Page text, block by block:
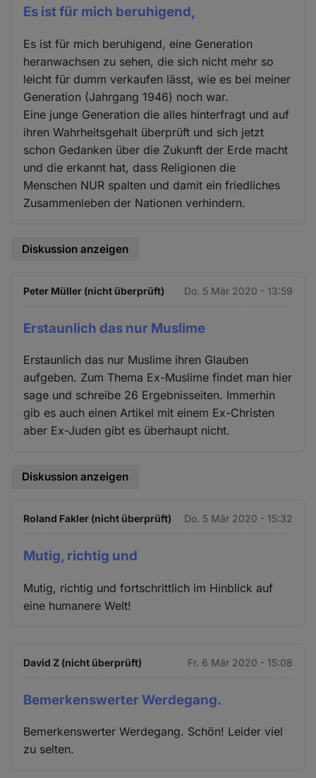
Es ist für mich beruhigend,
Es ist für mich beruhigend, eine Generation
heranwachsen zu sehen, die sich nicht mehr so
leicht für dumm verkaufen lässt, wie es bei meiner
Generation (Jahrgang 1946) noch war.
Eine junge Generation die alles hinterfragt und auf
ihren Wahrheitsgehalt überprüft und sich jetzt
schon Gedanken über die Zukunft der Erde macht
und die erkannt hat, dass Religionen die
Menschen NUR spalten und damit ein friedliches
Zusammenleben der Nationen verhindern.
Diskussion anzeigen
Peter Müller (nicht überprüft) Do. 5 Mär 2020 - 13:59
Erstaunlich das nur Muslime
Erstaunlich das nur Muslime ihren Glauben
aufgeben. Zum Thema Ex-Muslime findet man hier
sage und schreibe 26 Ergebnisseiten. Immerhin
gib es auch einen Artikel mit einem Ex-Christen
aber Ex-Juden gibt es überhaupt nicht.
Diskussion anzeigen
Roland Fakler (nicht überprüft) Do. 5 Mär 2020 - 15:32
Mutig, richtig und
Mutig, richtig und fortschrittlich im Hinblick auf
eine humanere Welt!
David Z (nicht überprüft) Fr. 6 Mär 2020 - 15:08
Bemerkenswerter Werdegang.
Bemerkenswerter Werdegang. Schön! Leider viel
zu selten.